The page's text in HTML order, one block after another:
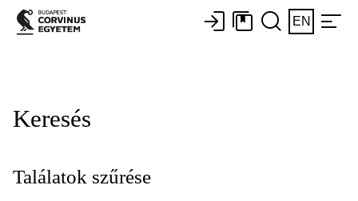
EN
Keresés
Találatok szűrése